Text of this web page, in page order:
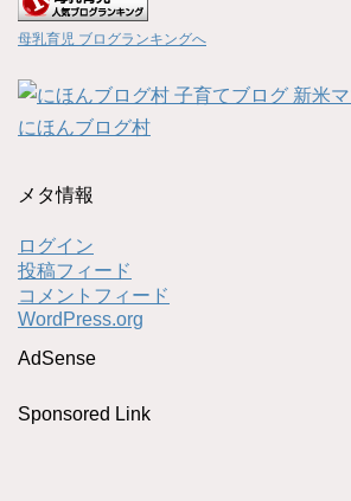
母乳育児 ブログランキングへ
にほんブログ村
メタ情報
ログイン
投稿フィード
コメントフィード
WordPress.org
AdSense
Sponsored Link